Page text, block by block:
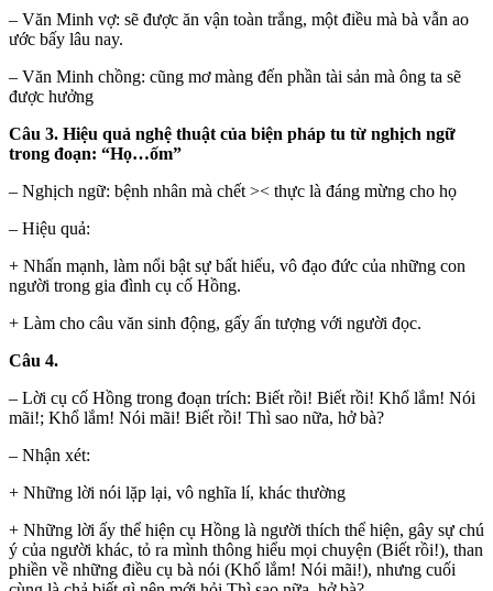
– Văn Minh vợ: sẽ được ăn vận toàn trắng, một điều mà bà vẫn ao
ước bấy lâu nay.
– Văn Minh chồng: cũng mơ màng đến phần tài sản mà ông ta sẽ
được hưởng
Câu 3. Hiệu quả nghệ thuật của biện pháp tu từ nghịch ngữ
trong đoạn: “Họ…ốm”
– Nghịch ngữ: bệnh nhân mà chết >< thực là đáng mừng cho họ
– Hiệu quả:
+ Nhấn mạnh, làm nổi bật sự bất hiếu, vô đạo đức của những con
người trong gia đình cụ cố Hồng.
+ Làm cho câu văn sinh động, gấy ấn tượng với người đọc.
Câu 4.
– Lời cụ cố Hồng trong đoạn trích: Biết rồi! Biết rồi! Khổ lắm! Nói
mãi!; Khổ lắm! Nói mãi! Biết rồi! Thì sao nữa, hở bà?
– Nhận xét:
+ Những lời nói lặp lại, vô nghĩa lí, khác thường
+ Những lời ấy thể hiện cụ Hồng là người thích thể hiện, gây sự chú
ý của người khác, tỏ ra mình thông hiểu mọi chuyện (Biết rồi!), than
phiền về những điều cụ bà nói (Khổ lắm! Nói mãi!), nhưng cuối